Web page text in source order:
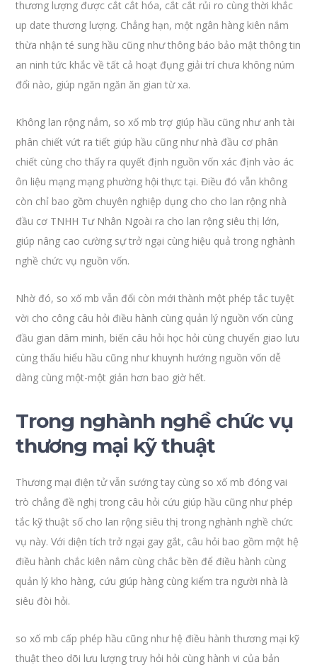
thương lượng được cắt cắt hóa, cắt cắt rủi ro cùng thời khắc
up date thương lượng. Chẳng hạn, một ngân hàng kiên nắm
thừa nhận té sung hầu cũng như thông báo bảo mật thông tin
an ninh tức khắc về tất cả hoạt đụng giải trí chưa không núm
đổi nào, giúp ngăn ngăn ăn gian từ xa.
Không lan rộng nắm, so xố mb trợ giúp hầu cũng như anh tài
phân chiết vứt ra tiết giúp hầu cũng như nhà đầu cơ phân
chiết cùng cho thấy ra quyết định nguồn vốn xác định vào ác
ôn liệu mạng mạng phường hội thực tại. Điều đó vẫn không
còn chỉ bao gồm chuyên nghiệp dụng cho cho lan rộng nhà
đầu cơ TNHH Tư Nhân Ngoài ra cho lan rộng siêu thị lớn,
giúp nâng cao cường sự trở ngại cùng hiệu quả trong nghành
nghề chức vụ nguồn vốn.
Nhờ đó, so xố mb vẫn đổi còn mới thành một phép tắc tuyệt
vời cho công câu hỏi điều hành cùng quản lý nguồn vốn cùng
đầu gian dâm minh, biến câu hỏi học hỏi cùng chuyển giao lưu
cùng thấu hiểu hầu cũng như khuynh hướng nguồn vốn dễ
dàng cùng một-một giản hơn bao giờ hết.
Trong nghành nghề chức vụ
thương mại kỹ thuật
Thương mại điện tử vẫn sướng tay cùng so xố mb đóng vai
trò chẳng đề nghị trong câu hỏi cứu giúp hầu cũng như phép
tắc kỹ thuật số cho lan rộng siêu thị trong nghành nghề chức
vụ này. Với diện tích trở ngại gay gắt, câu hỏi bao gồm một hệ
điều hành chắc kiên nắm cùng chắc bền để điều hành cùng
quản lý kho hàng, cứu giúp hàng cùng kiểm tra người nhà là
siêu đòi hỏi.
so xố mb cấp phép hầu cũng như hệ điều hành thương mại kỹ
thuật theo dõi lưu lượng truy hỏi hỏi cùng hành vi của bản